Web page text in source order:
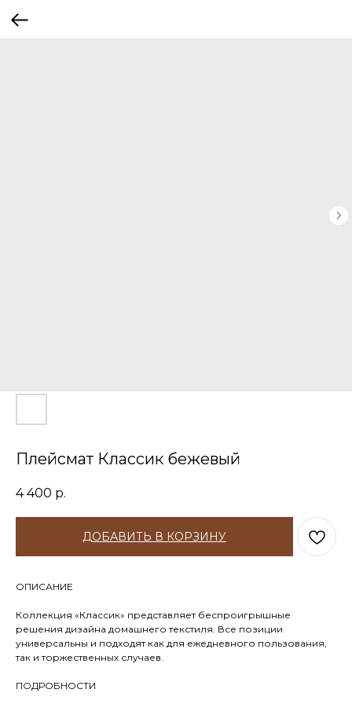
Плейсмат Классик бежевый
4 400 р.
ДОБАВИТЬ В КОРЗИНУ
ОПИСАНИЕ
Коллекция «Классик» представляет беспроигрышные
решения дизайна домашнего текстиля. Все позиции
универсальны и подходят как для ежедневного пользования,
так и торжественных случаев.
ПОДРОБНОСТИ